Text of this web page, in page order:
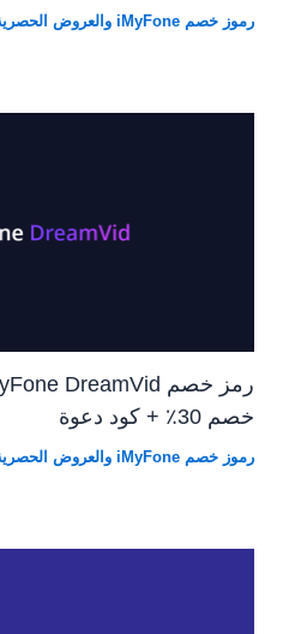
رموز خصم iMyFone والعروض الحصرية
خصم 30٪ + كود دعوة
رموز خصم iMyFone والعروض الحصرية